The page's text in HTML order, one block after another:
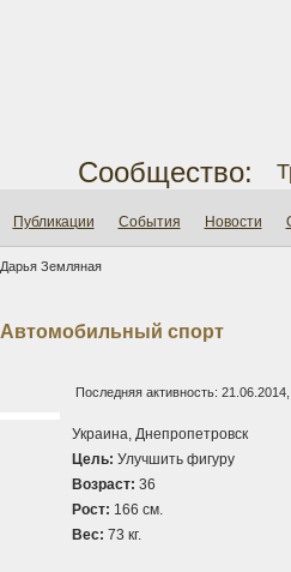
Сообщество:
Публикации События Новости
Дарья Земляная
Автомобильный спорт
Последняя активность:
Украина, Днепропетровск
Цель: Улучшить фигуру
Возраст: 36
Рост: 166 см.
Вес: 73 кг.